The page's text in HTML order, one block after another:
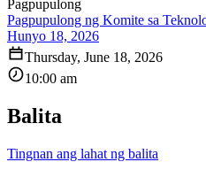
Pagpupulong
Pagpupulong ng Komite sa
Hunyo 18, 2026
Thursday, June 18, 2026
10:00 am
Balita
Tingnan ang lahat ng balita